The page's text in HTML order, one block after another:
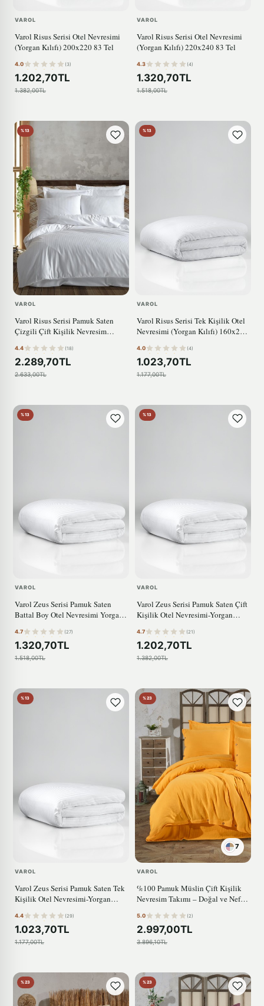
VAROL
Varol Risus Serisi Otel Nevresimi
(Yorgan Kılıfı) 200x220 83 Tel
4.0 (3)
1.202,70TL
1.382,00TL
VAROL
Varol Risus Serisi Otel Nevresimi
(Yorgan Kılıfı) 220x240 83 Tel
4.3 (4)
1.320,70TL
1.518,00TL
%13
VAROL
Varol Risus Serisi Pamuk Saten
Çizgili Çift Kişilik Nevresim
4.4 (18)
2.289,70TL
2.633,00TL
%13
VAROL
Varol Risus Serisi Tek Kişilik Otel
Nevresimi (Yorgan Kılıfı) 160x220
4.0 (4)
1.023,70TL
1.177,00TL
%13
VAROL
Varol Zeus Serisi Pamuk Saten
Battal Boy Otel Nevresimi Yorgan
4.7 (27)
1.320,70TL
1.518,00TL
%13
VAROL
Varol Zeus Serisi Pamuk Saten Çift
Kişilik Otel Nevresimi-Yorgan
4.7 (21)
1.202,70TL
1.382,00TL
%13
VAROL
Varol Zeus Serisi Pamuk Saten Tek
Kişilik Otel Nevresimi-Yorgan
4.4 (29)
1.023,70TL
1.177,00TL
%23
7
VAROL
%100 Pamuk Müslin Çift Kişilik
Nevresim Takımı – Doğal ve Nefes
5.0 (2)
2.997,00TL
3.896,10TL
%23 %23